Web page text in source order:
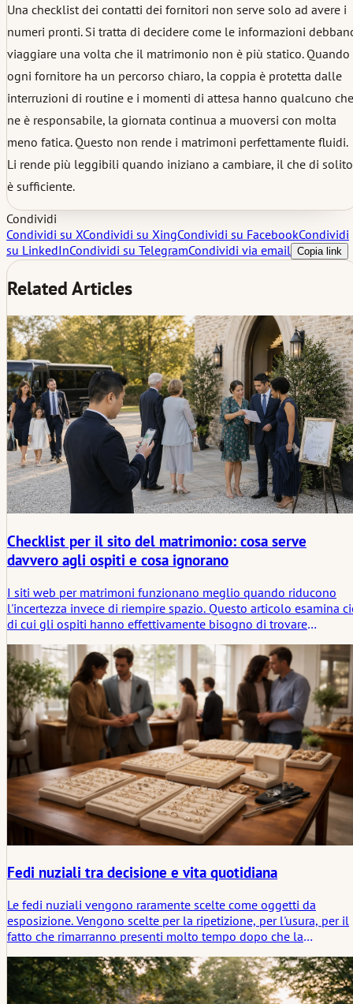
Una checklist dei contatti dei fornitori non serve solo ad avere i
numeri pronti. Si tratta di decidere come le informazioni
viaggiare una volta che il matrimonio non è più statico. Quando
ogni fornitore ha un percorso chiaro, la coppia è protetta dalle
interruzioni di routine e i momenti di attesa hanno qualcuno che
ne è responsabile, la giornata continua a muoversi con molta
meno fatica. Questo non rende i matrimoni perfettamente fluidi.
Li rende più leggibili quando iniziano a cambiare, il che di solito
è sufficiente.
Condividi
Condividi su XCondividi su XingCondividi su FacebookCondividi
su LinkedInCondividi su TelegramCondividi via email Copia link
Related Articles
Checklist per il sito del matrimonio: cosa serve
davvero agli ospiti e cosa ignorano
I siti web per matrimoni funzionano meglio quando riducono
l'incertezza invece di riempire spazio. Questo articolo esamina
di cui gli ospiti hanno effettivamente bisogno di trovare
dette un buon sito web può rispondere prima che diventino
messaggi per la coppia.
Fedi nuziali tra decisione e vita quotidiana
Le fedi nuziali vengono raramente scelte come oggetti da
esposizione. Vengono scelte per la ripetizione, per l'usura, per il
fatto che rimarranno presenti molto tempo dopo che la
nuziali attraverso la larghezza, il materiale, l'incastonatura e
l'uso quotidiano, collegandole al contempo allo stato emotivo
più silenzioso dell'attesa che spesso circonda tali decisioni.